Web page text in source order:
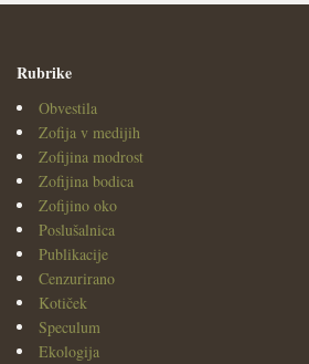
Rubrike
Obvestila
Zofija v medijih
Zofijina modrost
Zofijina bodica
Zofijino oko
Poslušalnica
Publikacije
Cenzurirano
Kotiček
Speculum
Ekologija